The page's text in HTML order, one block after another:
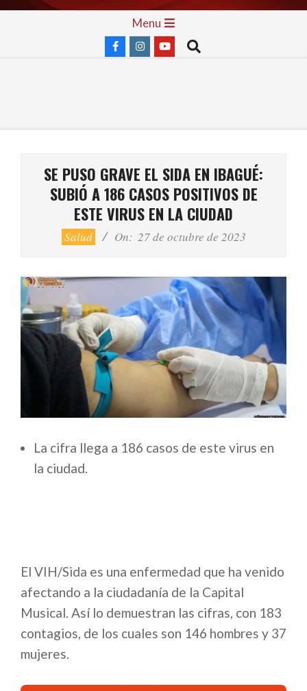
Skip
Menu
Search
SE PUSO GRAVE EL SIDA EN IBAGUÉ:
SUBIÓ A 186 CASOS POSITIVOS DE
ESTE VIRUS EN LA CIUDAD
Salud On: 27 de octubre de 2023
La cifra llega a 186 casos de este virus en
la ciudad.
El VIH/Sida es una enfermedad que ha venido
afectando a la ciudadanía de la Capital
Musical. Así lo demuestran las cifras, con 183
contagios, de los cuales son 146 hombres y 37
mujeres.